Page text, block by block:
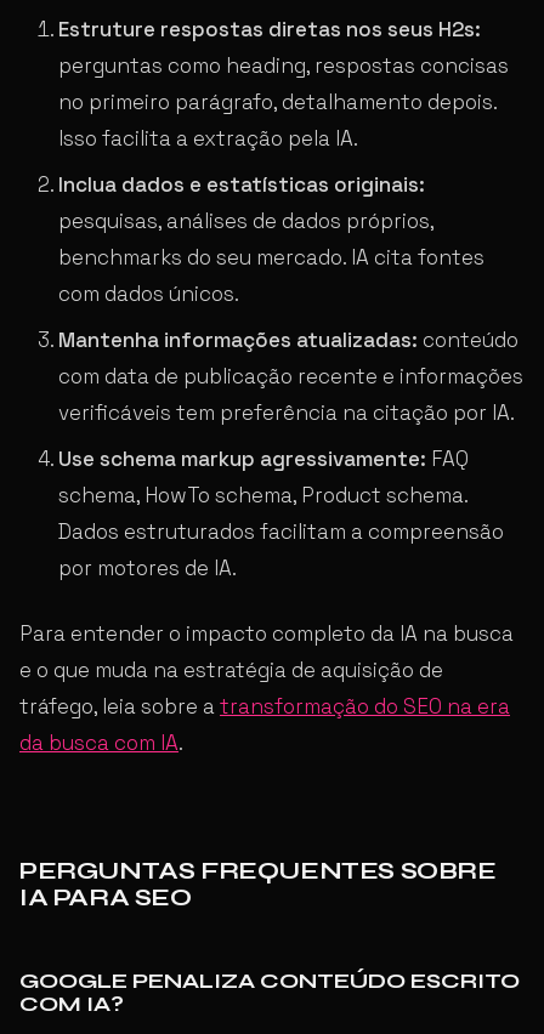
Estruture respostas diretas nos seus H2s:
perguntas como heading, respostas concisas
no primeiro parágrafo, detalhamento depois.
Isso facilita a extração pela IA.
Inclua dados e estatísticas originais:
pesquisas, análises de dados próprios,
benchmarks do seu mercado. IA cita fontes
com dados únicos.
Mantenha informações atualizadas: conteúdo
com data de publicação recente e informações
verificáveis tem preferência na citação por IA.
Use schema markup agressivamente: FAQ
schema, HowTo schema, Product schema.
Dados estruturados facilitam a compreensão
por motores de IA.
Para entender o impacto completo da IA na busca
e o que muda na estratégia de aquisição de
tráfego, leia sobre atransformação do SEO na era
da busca com IA.
PERGUNTAS FREQUENTES SOBRE
IA PARA SEO
GOOGLE PENALIZA CONTEÚDO ESCRITO
COM IA?